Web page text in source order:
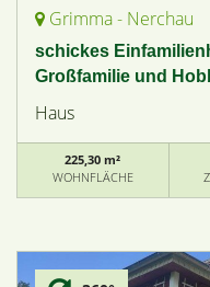
Grimma - Nerchau
schickes
Großfamilie und
Haus
225,30 m²
WOHNFLÄCHE